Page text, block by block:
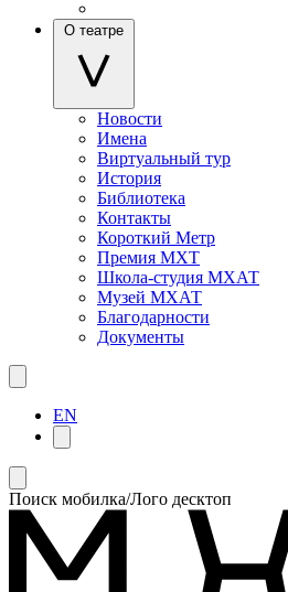
О театре
Новости
Имена
Виртуальный тур
История
Библиотека
Контакты
Короткий Метр
Премия МХТ
Школа-студия МХАТ
Музей МХАТ
Благодарности
Документы
EN
Поиск мобилка/Лого десктоп